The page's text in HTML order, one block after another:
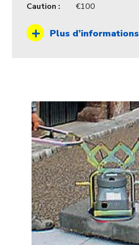
Caution :
100
Plus d’informations